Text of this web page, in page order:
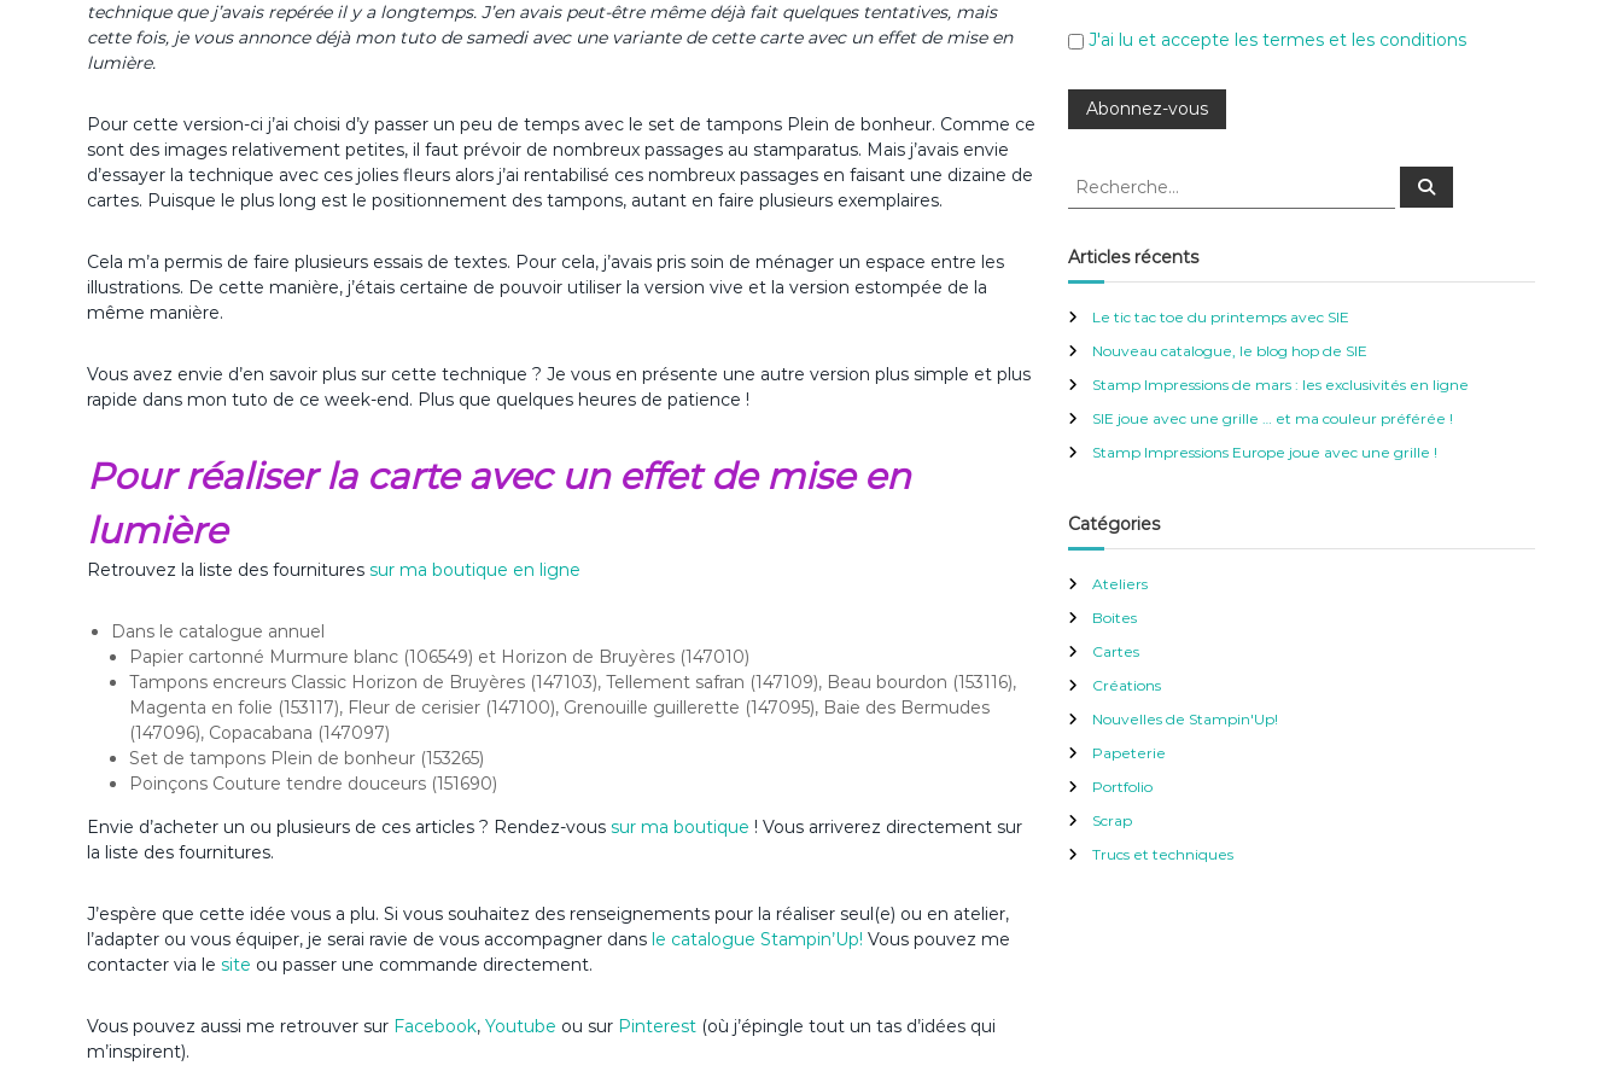
technique que j’avais repérée il y a longtemps. J’en avais peut-être même déjà fait quelques tentatives, mais
cette fois, je vous annonce déjà mon tuto de samedi avec une variante de cette carte avec un effet de mise en
lumière.
Pour cette version-ci j’ai choisi d’y passer un peu de temps avec le set de tampons Plein de bonheur. Comme ce
sont des images relativement petites, il faut prévoir de nombreux passages au stamparatus. Mais j’avais envie
d’essayer la technique avec ces jolies fleurs alors j’ai rentabilisé ces nombreux passages en faisant une dizaine de
cartes. Puisque le plus long est le positionnement des tampons, autant en faire plusieurs exemplaires.
Cela m’a permis de faire plusieurs essais de textes. Pour cela, j’avais pris soin de ménager un espace entre les
illustrations. De cette manière, j’étais certaine de pouvoir utiliser la version vive et la version estompée de la
même manière.
Vous avez envie d’en savoir plus sur cette technique ? Je vous en présente une autre version plus simple et plus
rapide dans mon tuto de ce week-end. Plus que quelques heures de patience !
Pour réaliser la carte avec un effet de mise en
lumière
Retrouvez la liste des fournitures sur ma boutique en ligne
Dans le catalogue annuel
Papier cartonné Murmure blanc (106549) et Horizon de Bruyères (147010)
Tampons encreurs Classic Horizon de Bruyères (147103), Tellement safran (147109), Beau bourdon (153116),
Magenta en folie (153117), Fleur de cerisier (147100), Grenouille guillerette (147095), Baie des Bermudes
(147096), Copacabana (147097)
Set de tampons Plein de bonheur (153265)
Poinçons Couture tendre douceurs (151690)
Envie d’acheter un ou plusieurs de ces articles ? Rendez-vous sur ma boutique ! Vous arriverez directement sur
la liste des fournitures.
J’espère que cette idée vous a plu. Si vous souhaitez des renseignements pour la réaliser seul(e) ou en atelier,
l’adapter ou vous équiper, je serai ravie de vous accompagner dans le catalogue Stampin’Up! Vous pouvez me
contacter via le site ou passer une commande directement.
Vous pouvez aussi me retrouver sur Facebook, Youtube ou sur Pinterest (où j’épingle tout un tas d’idées qui
m’inspirent).
J'ai lu et accepte les termes et les conditions
R
h
e
c
h
e
:
R
c
Articles récents
Le tic tac toe du printemps avec SIE
Nouveau catalogue, le blog hop de SIE
Stamp Impressions de mars : les exclusivités en ligne
SIE joue avec une grille … et ma couleur préférée !
Stamp Impressions Europe joue avec une grille !
Catégories
Ateliers
Boites
Cartes
Créations
Nouvelles de Stampin'Up!
Papeterie
Portfolio
Scrap
Trucs et techniques